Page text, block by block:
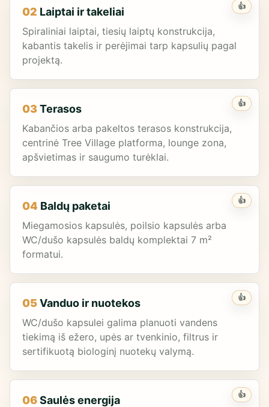
👍
02 Laiptai ir takeliai
Spiraliniai laiptai, tiesių laiptų konstrukcija,
kabantis takelis ir perėjimai tarp kapsulių pagal
projektą.
👍
03Terasos
Kabančios arba pakeltos terasos konstrukcija,
centrinė Tree Village platforma, lounge zona,
apšvietimas ir saugumo turėklai.
👍
04 Baldų paketai
Miegamosios kapsulės, poilsio kapsulės arba
WC/dušo kapsulės baldų komplektai 7 m²
formatui.
👍
05Vanduo ir nuotekos
WC/dušo kapsulei galima planuoti vandens
tiekimą iš ežero, upės ar tvenkinio, filtrus ir
sertifikuotą biologinį nuotekų valymą.
👍
06Saulės energija